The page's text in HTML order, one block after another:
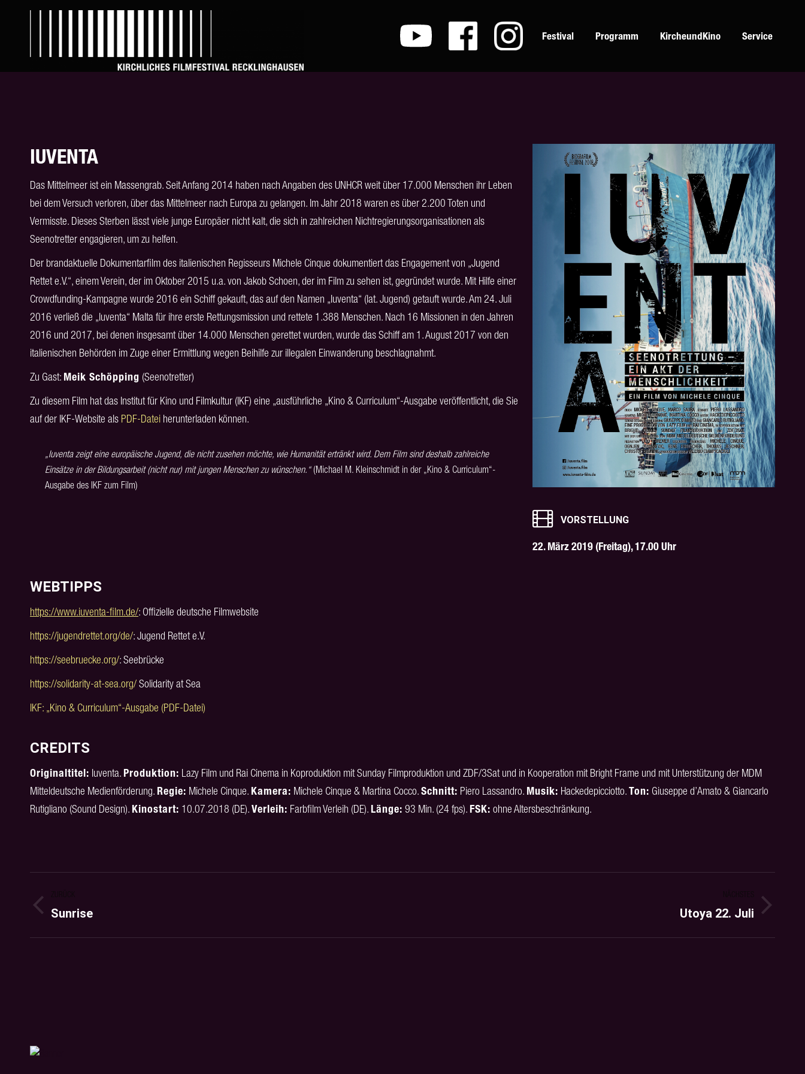
Festival Programm KircheundKino Service
IUVENTA
Das Mittelmeer ist ein Massengrab. Seit Anfang 2014 haben nach Angaben des UNHCR weit über 17.000 Menschen ihr Leben
bei dem Versuch verloren, über das Mittelmeer nach Europa zu gelangen. Im Jahr 2018 waren es über 2.200 Toten und
Vermisste. Dieses Sterben lässt viele junge Europäer nicht kalt, die sich in zahlreichen Nichtregierungsorganisationen als
Seenotretter engagieren, um zu helfen.
Der brandaktuelle Dokumentarfilm des italienischen Regisseurs Michele Cinque dokumentiert das Engagement von „Jugend
Rettet e.V.“, einem Verein, der im Oktober 2015 u.a. von Jakob Schoen, der im Film zu sehen ist, gegründet wurde. Mit Hilfe einer
Crowdfunding-Kampagne wurde 2016 ein Schiff gekauft, das auf den Namen „Iuventa“ (lat. Jugend) getauft wurde. Am 24. Juli
2016 verließ die „Iuventa“ Malta für ihre erste Rettungsmission und rettete 1.388 Menschen. Nach 16 Missionen in den Jahren
2016 und 2017, bei denen insgesamt über 14.000 Menschen gerettet wurden, wurde das Schiff am 1. August 2017 von den
italienischen Behörden im Zuge einer Ermittlung wegen Beihilfe zur illegalen Einwanderung beschlagnahmt.
Zu Gast: Meik Schöpping (Seenotretter)
Zu diesem Film hat das Institut für Kino und Filmkultur (IKF) eine „ausführliche „Kino & Curriculum“-Ausgabe veröffentlicht, die Sie
auf der IKF-Website als PDF-Datei herunterladen können.
„Iuventa zeigt eine europäische Jugend, die nicht zusehen möchte, wie Humanität ertränkt wird. Dem Film sind deshalb zahlreiche
Einsätze in der Bildungsarbeit (nicht nur) mit jungen Menschen zu wünschen.“(Michael M. Kleinschmidt in der „Kino & Curriculum“-
Ausgabe des IKF zum Film)
VORSTELLUNG
22. März 2019 (Freitag), 17.00 Uhr
WEBTIPPS
https://www.iuventa-film.de/: Offizielle deutsche Filmwebsite
https://jugendrettet.org/de/: Jugend Rettet e.V.
https://seebruecke.org/: Seebrücke
https://solidarity-at-sea.org/Solidarity at Sea
IKF: „Kino & Curriculum“-Ausgabe (PDF-Datei)
CREDITS
Originaltitel: Iuventa.Produktion: Lazy Film und Rai Cinema in Koproduktion mit Sunday Filmproduktion und ZDF/3Sat und in Kooperation mit Bright Frame und mit Unterstützung der MDM
Mitteldeutsche Medienförderung.Regie: Michele Cinque.Kamera: Michele Cinque & Martina Cocco.Schnitt: Piero Lassandro. Musik: Hackedepicciotto.Ton: Giuseppe d’Amato & Giancarlo
Rutigliano (Sound Design).Kinostart: 10.07.2018 (DE).Verleih: Farbfilm Verleih (DE).Länge: 93 Min. (24 fps).FSK: ohne Altersbeschränkung.
NAVIGATION
Previous
Sunrise Utoya 22. Juli